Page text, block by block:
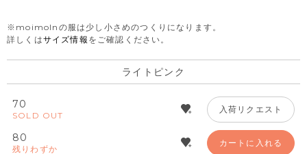
※moimolnの服は少し小さめのつくりになります。
詳しくはサイズ情報 をご確認ください。
ライトピンク
70
SOLD OUT
入荷リクエスト
80
残りわずか
カートに入れる